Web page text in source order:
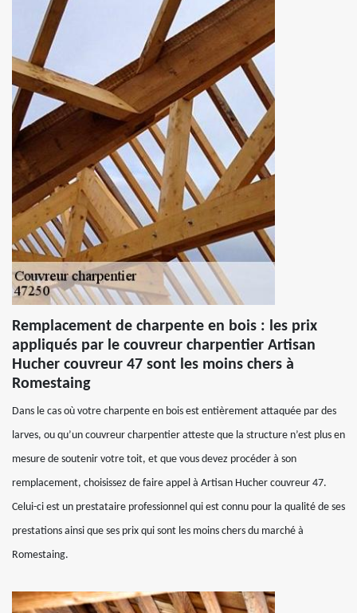
Remplacement de charpente en bois : les prix
appliqués par le couvreur charpentier Artisan
Hucher couvreur 47 sont les moins chers à
Romestaing
Dans le cas où votre charpente en bois est entièrement attaquée par des
larves, ou qu’un couvreur charpentier atteste que la structure n’est plus en
mesure de soutenir votre toit, et que vous devez procéder à son
remplacement, choisissez de faire appel à Artisan Hucher couvreur 47.
Celui-ci est un prestataire professionnel qui est connu pour la qualité de ses
prestations ainsi que ses prix qui sont les moins chers du marché à
Romestaing.